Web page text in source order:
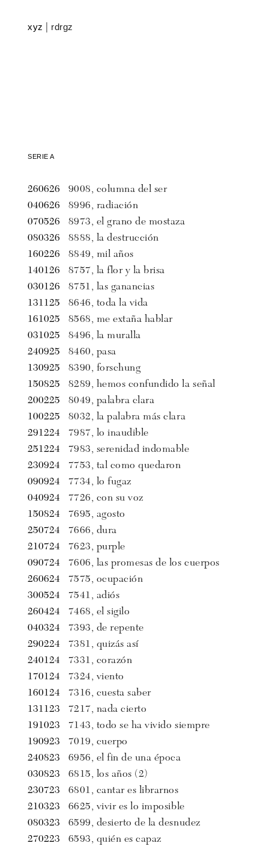
xyz rdrgz
SERIE A
260626
9008, columna del ser
040626
8996, radiación
070526
8973, el grano de mostaza
080326
8888, la destrucción
160226
8849, mil años
140126
8757, la flor y la brisa
030126
8751, las ganancias
131125
8646, toda la vida
161025
8568, me extaña hablar
031025
8496, la muralla
240925
8460, pasa
130925
8390, forschung
150825
8289, hemos confundido la señal
200225
8049, palabra clara
100225
8032, la palabra más clara
291224
7987, lo inaudible
251224
7983, serenidad indomable
230924
7753, tal como quedaron
090924
7734, lo fugaz
040924
7726, con su voz
150824
7695, agosto
250724
7666, dura
210724
7623, purple
090724
7606, las promesas de los cuerpos
260624
7575, ocupación
300524
7541, adiós
260424
7468, el sigilo
040324
7393, de repente
290224
7381, quizás así
240124
7331, corazón
170124
7324, viento
160124
7316, cuesta saber
131123
7217, nada cierto
191023
7143, todo se ha vivido siempre
190923
7019, cuerpo
240823
6956, el fin de una época
030823
6815, los años (2)
230723
6801, cantar es librarnos
210323
6625, vivir es lo imposible
080323
6599, desierto de la desnudez
270223
6593, quién es capaz